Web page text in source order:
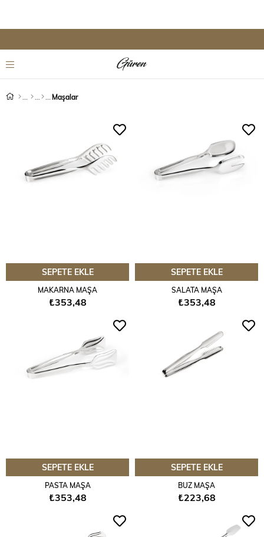
Maşalar
SEPETE EKLE
MAKARNA MAŞA
₺353,48
SEPETE EKLE
SALATA MAŞA
₺353,48
SEPETE EKLE
PASTA MAŞA
₺353,48
SEPETE EKLE
BUZ MAŞA
₺223,68